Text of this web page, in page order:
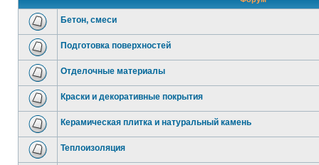
Бетон, смеси
Подготовка поверхностей
Отделочные материалы
Краски и декоративные покрытия
Керамическая плитка и натуральный камень
Теплоизоляция